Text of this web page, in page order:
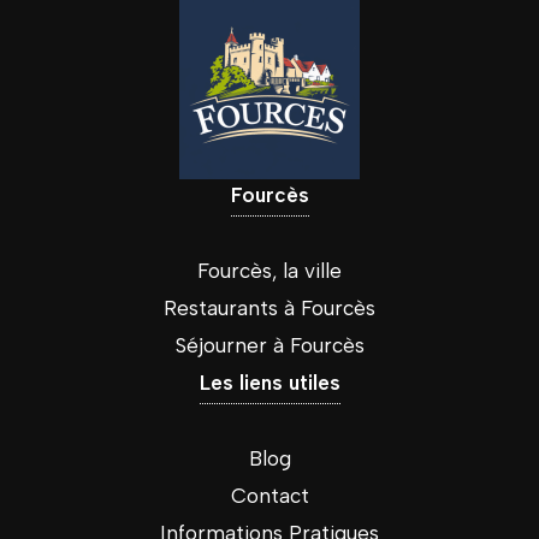
Fourcès
Fourcès, la ville
Restaurants à Fourcès
Séjourner à Fourcès
Les liens utiles
Blog
Contact
Informations Pratiques